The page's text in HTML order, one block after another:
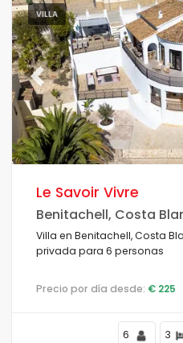
VILLA
Previous
Le Savoir Vivre
Benitachell, Costa
Villa en Benitachell, Costa Blanca,
privada para 6 personas
Precio por día desde: € 225
6 3